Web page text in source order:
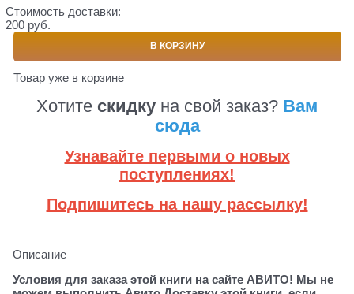
Стоимость доставки:
200 руб.
В КОРЗИНУ
Товар уже в корзине
Хотите скидку на свой заказ? Вам
сюда
Узнавайте первыми о новых
поступлениях!
Подпишитесь на нашу рассылку!
Описание
Условия для заказа этой книги на сайте АВИТО! Мы не